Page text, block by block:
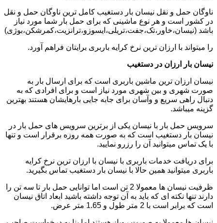
ناوگان حمل و نقل نیسان بار دستغیب کامل ترین ناوگان حمل و نقل
در کشور است و هر نوع ماشینی که برای حمل بار شما مورد نیاز
باشد (نیسان،خاور،تک،جفت،تریلی،ایسوزو،ترانزیت،کمرشکن،بوژی)
را میتواند با ارزان ترین نرخ کرایه باربری برایتان فراهم آورد.
نیسان بار ارزان در دستغیب
نیسان ارزان ترین ماشین باربری است که برای ارسال بار به
صورت شهری و بین شهری مورد نیاز است و برای افرادی که به
دنبال راهی سریع و وآسان برای جابه جایی بارهایشان هستند بهترین
گزینه میباشد.
سرویس حمل بار با نیسان یکی از برترین سرویس های حمل بار در
نیسان بار دستغیب است که به صورت همه روزه برقرار است و تنها
با یک تماس میتوانید آن را رزرو نمایید.
برای دریافت خدمات باربری با نیسان با ارزان ترین نرخ کرایه
باربری میتوانید همین حالا با نیسان بار دستغیب تماس بگیرید.
ظرفیت نیسان ها معمولا 2 تن است اما توانایی حمل بار تا سه تن را
دارند تنها نکته ای که باید به آن توجه داشته باشید ابعاد اتاق نیسان
است که برابر است با 2 متر طول و 1.65 متر عرض.